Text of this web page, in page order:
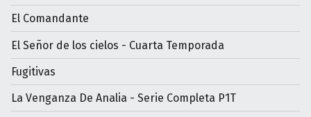
El Comandante
El Señor de los cielos - Cuarta Temporada
Fugitivas
La Venganza De Analia - Serie Completa P1T